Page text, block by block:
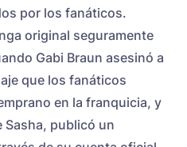
por los fanáticos.
original seguramente
Gabi Braun asesinó a
que los fanáticos
en la franquicia, y
Sasha, publicó un